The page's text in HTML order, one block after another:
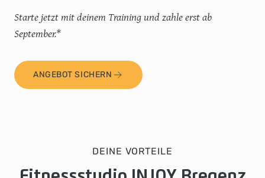
Starte jetzt mit deinem Training undzahle erst ab
September.*
ANGEBOT SICHERN
DEINE VORTEILE